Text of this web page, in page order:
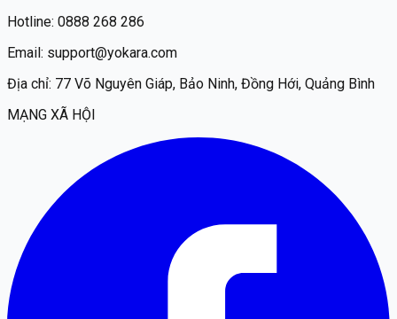
Hotline: 0888 268 286
Email: support@yokara.com
Địa chỉ: 77 Võ Nguyên Giáp, Bảo Ninh, Đồng Hới, Quảng Bình
MẠNG XÃ HỘI